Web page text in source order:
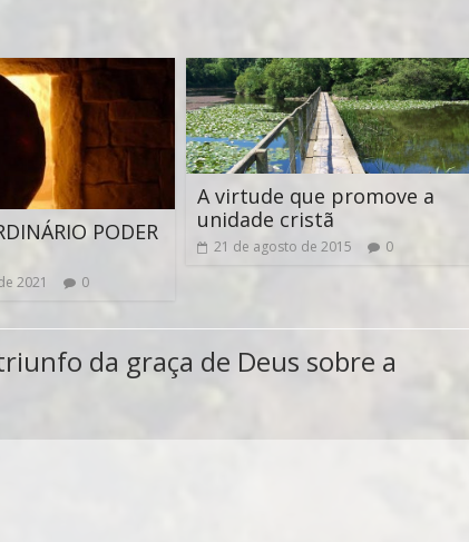
PODER
2021 0
A virtude que promove a
unidade cristã
21 de agosto de 2015 0
da graça de Deus sobre a